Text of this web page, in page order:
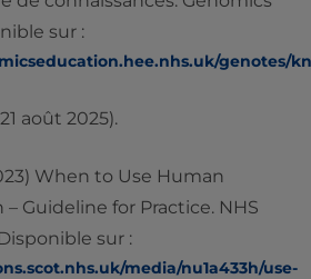
sur :
genotes/
août 2025).
When to Use Human
Guideline for Practice. NHS
sur :
media/nu1a433h/use-